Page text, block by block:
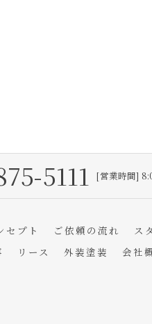
5111 [営業時間]
セプト ご依頼の流れ ス
リース 外装塗装 会社